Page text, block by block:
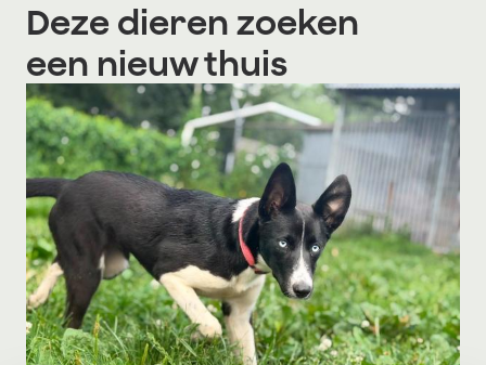
Deze dieren zoeken
een nieuw thuis